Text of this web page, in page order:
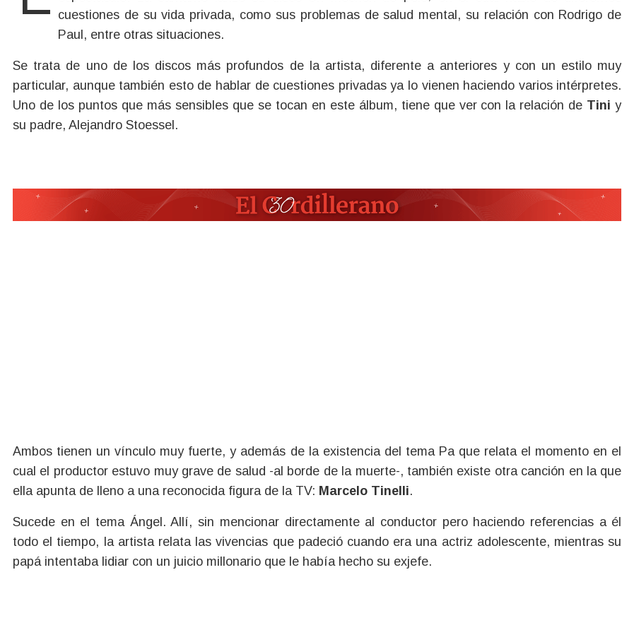
cuestiones de su vida privada, como sus problemas de salud mental, su relación con Rodrigo de
Paul, entre otras situaciones.
Se trata de uno de los discos más profundos de la artista, diferente a anteriores y con un estilo muy
particular, aunque también esto de hablar de cuestiones privadas ya lo vienen haciendo varios intérpretes.
Uno de los puntos que más sensibles que se tocan en este álbum, tiene que ver con la relación de Tiniy
su padre, Alejandro Stoessel.
Ambos tienen un vínculo muy fuerte, y además de la existencia del tema Pa que relata el momento en el
cual el productor estuvo muy grave de salud -al borde de la muerte-, también existe otra canción en la que
ella apunta de lleno a una reconocida figura de la TV: Marcelo Tinelli.
Sucede en el tema Ángel. Allí, sin mencionar directamente al conductor pero haciendo referencias a él
todo el tiempo, la artista relata las vivencias que padeció cuando era una actriz adolescente, mientras su
papá intentaba lidiar con un juicio millonario que le había hecho su exjefe.